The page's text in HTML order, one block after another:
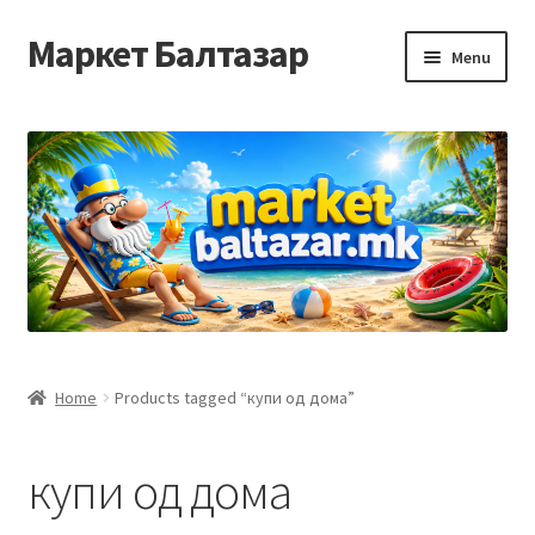
Skip
to
Skip
to
Маркет Балтазар Menu
Checkout
Homepage
Privacy Policy
Корисничка подршка
Home Products tagged “купи од дома”
купи од дома